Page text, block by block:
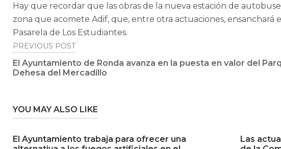
Hay que recordar que las obras de la nueva estación de
zona que acomete Adif, que, entre otra actuaciones, ensanchará
Pasarela de Los Estudiantes.
Post
navigation
PREVIOUS POST
El Ayuntamiento de Ronda avanza en la puesta en valor del
Dehesa del Mercadillo
YOU MAY ALSO LIKE
El Ayuntamiento trabaja para ofrecer una
Las